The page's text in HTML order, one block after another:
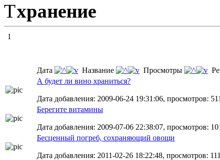
хранение
1
Дата Название Просмотры
А будет ли вино храниться?
Дата добавления: 2009-06-24 19:31:06, просмотров:
Берегите витамины
Дата добавления: 2009-07-06 22:38:07, просмотров:
Бесценный погреб, сохраняющий овощи
Дата добавления: 2011-02-26 18:22:48, просмотров: